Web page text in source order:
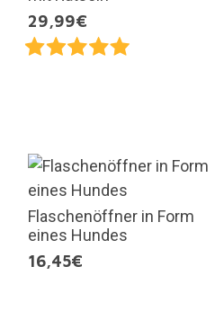
29,99€
Flaschenöffner in Form
eines Hundes
16,45€